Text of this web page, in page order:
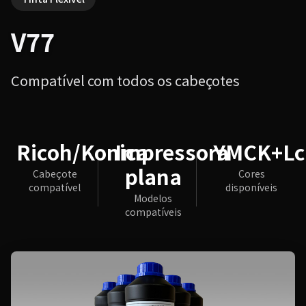
V77
Compatível com todos os cabeçotes
Ricoh/Konica
Cabeçote
compatível
Impressora
plana
Modelos
compatíveis
Cores
disponíveis